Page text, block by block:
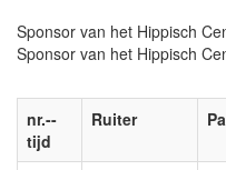
Sponsor van het Hippisch
Sponsor van het Hippisch
nr.--
tijd
Ruiter